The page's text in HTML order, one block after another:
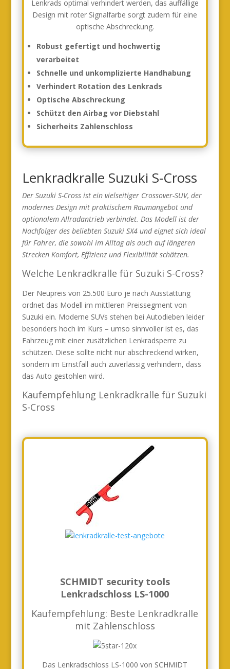
Lenkrads optimal verhindert werden, das auffällige
Design mit roter Signalfarbe sorgt zudem für eine
optische Abschreckung.
Robust gefertigt und hochwertig
verarbeitet
Schnelle und unkomplizierte Handhabung
Verhindert Rotation des Lenkrads
Optische Abschreckung
Schützt den Airbag vor Diebstahl
Sicherheits Zahlenschloss
Lenkradkralle Suzuki S-Cross
Der Suzuki S-Cross ist ein vielseitiger Crossover-SUV, der
modernes Design mit praktischem Raumangebot und
optionalem Allradantrieb verbindet. Das Modell ist der
Nachfolger des beliebten Suzuki SX4 und eignet sich ideal
für Fahrer, die sowohl im Alltag als auch auf längeren
Strecken Komfort, Effizienz und Flexibilität schätzen.
Welche Lenkradkralle für Suzuki S-Cross?
Der Neupreis von 25.500 Euro je nach Ausstattung
ordnet das Modell im mittleren Preissegment von
Suzuki ein. Moderne SUVs stehen bei Autodieben leider
besonders hoch im Kurs – umso sinnvoller ist es, das
Fahrzeug mit einer zusätzlichen Lenkradsperre zu
schützen. Diese sollte nicht nur abschreckend wirken,
sondern im Ernstfall auch zuverlässig verhindern, dass
das Auto gestohlen wird.
Kaufempfehlung Lenkradkralle für Suzuki
S-Cross
SCHMIDT security tools
Lenkradschloss LS-1000
Kaufempfehlung: Beste Lenkradkralle
mit Zahlenschloss
Das Lenkradschloss LS-1000 von SCHMIDT